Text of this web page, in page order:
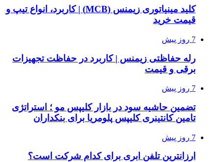
کلید مینیاتوری زیمنس (MCB) | کاربرد، انواع تیپ و
قیمت خرید
7 روز پیش
رله حفاظتی زیمنس | کاربرد در حفاظت تجهیزات
برقی و قیمت
7 روز پیش
تضمین حاشیه سود در بازار کلیپس مو ؛ استراتژی
تامین کانتینری کلیپس پلومریا برای بنکداران
7 روز پیش
ارزانترین تلفن ابری برای کدام شرکت است؟